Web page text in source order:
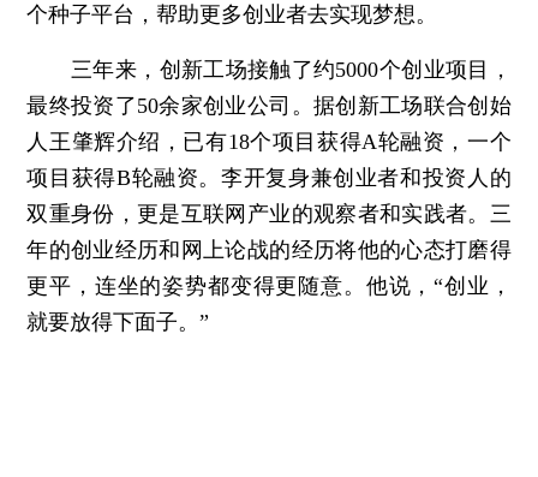
个种子平台，帮助更多创业者去实现梦想。
三年来，创新工场接触了约5000个创业项目，
最终投资了50余家创业公司。据创新工场联合创始
人王肇辉介绍，已有18个项目获得A轮融资，一个
项目获得B轮融资。李开复身兼创业者和投资人的
双重身份，更是互联网产业的观察者和实践者。三
年的创业经历和网上论战的经历将他的心态打磨得
更平，连坐的姿势都变得更随意。他说，“创业，
就要放得下面子。”